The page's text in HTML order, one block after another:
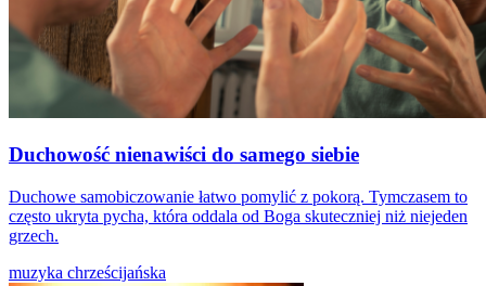
Duchowość nienawiści do samego siebie
Duchowe samobiczowanie łatwo pomylić z pokorą. Tymczasem to
często ukryta pycha, która oddala od Boga skuteczniej niż niejeden
grzech.
muzyka chrześcijańska